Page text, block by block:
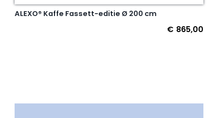
ALEXO® Kaffe Fassett-editie Ø 200 cm
€ 865,00